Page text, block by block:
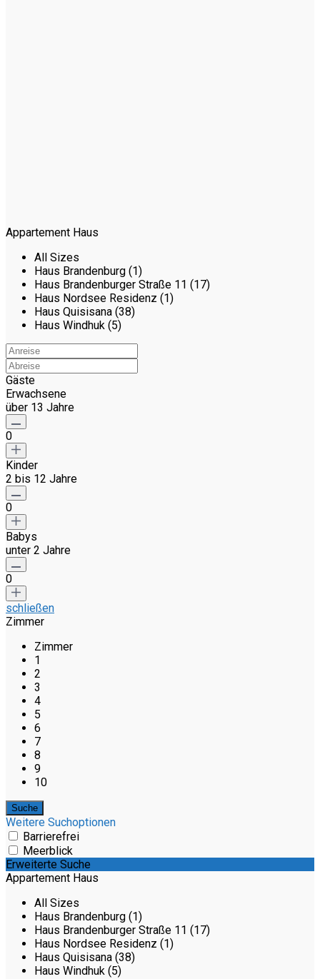
Appartement Haus
All Sizes
Haus Brandenburg (1)
Haus Brandenburger Straße 11 (17)
Haus Nordsee Residenz (1)
Haus Quisisana (38)
Haus Windhuk (5)
Gäste
Erwachsene
über 13 Jahre
0
Kinder
2 bis 12 Jahre
0
Babys
unter 2 Jahre
0
schließen
Zimmer
Zimmer
1
2
3
4
5
6
7
8
9
10
Weitere Suchoptionen
Barrierefrei
Meerblick
Erweiterte Suche
Appartement Haus
All Sizes
Haus Brandenburg (1)
Haus Brandenburger Straße 11 (17)
Haus Nordsee Residenz (1)
Haus Quisisana (38)
Haus Windhuk (5)